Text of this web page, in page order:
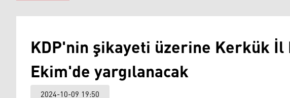
KDP'nin şikayeti üzerine Kerkük İl
Ekim'de yargılanacak
2024-10-09 19:50